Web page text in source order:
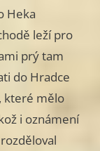
Heka
leží pro
prý tam
do Hradce
které mělo
i oznámení